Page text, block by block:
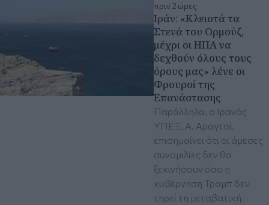
πριν 2 ώρες
Ιράν: «Κλειστά τα
Στενά του Ορμούζ,
μέχρι οι ΗΠΑ να
δεχθούν όλους τους
όρους μας» λένε οι
Φρουροί της
Επανάστασης
Παράλληλα, ο Ιρανός
ΥΠΕΞ, Α. Αραγτσί,
επισημαίνει ότι οι άμεσες
συνομιλίες δεν θα
ξεκινήσουν όσο η
κυβέρνηση Τραμπ δεν
τηρεί τη μεταβατική